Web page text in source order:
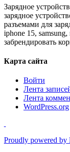
Зарядное
зарядное
разъемами для
iphone 15,
забрендировать
Карта сайта
Войти
Лента
Лента
WordPress.org
Proudly powered by